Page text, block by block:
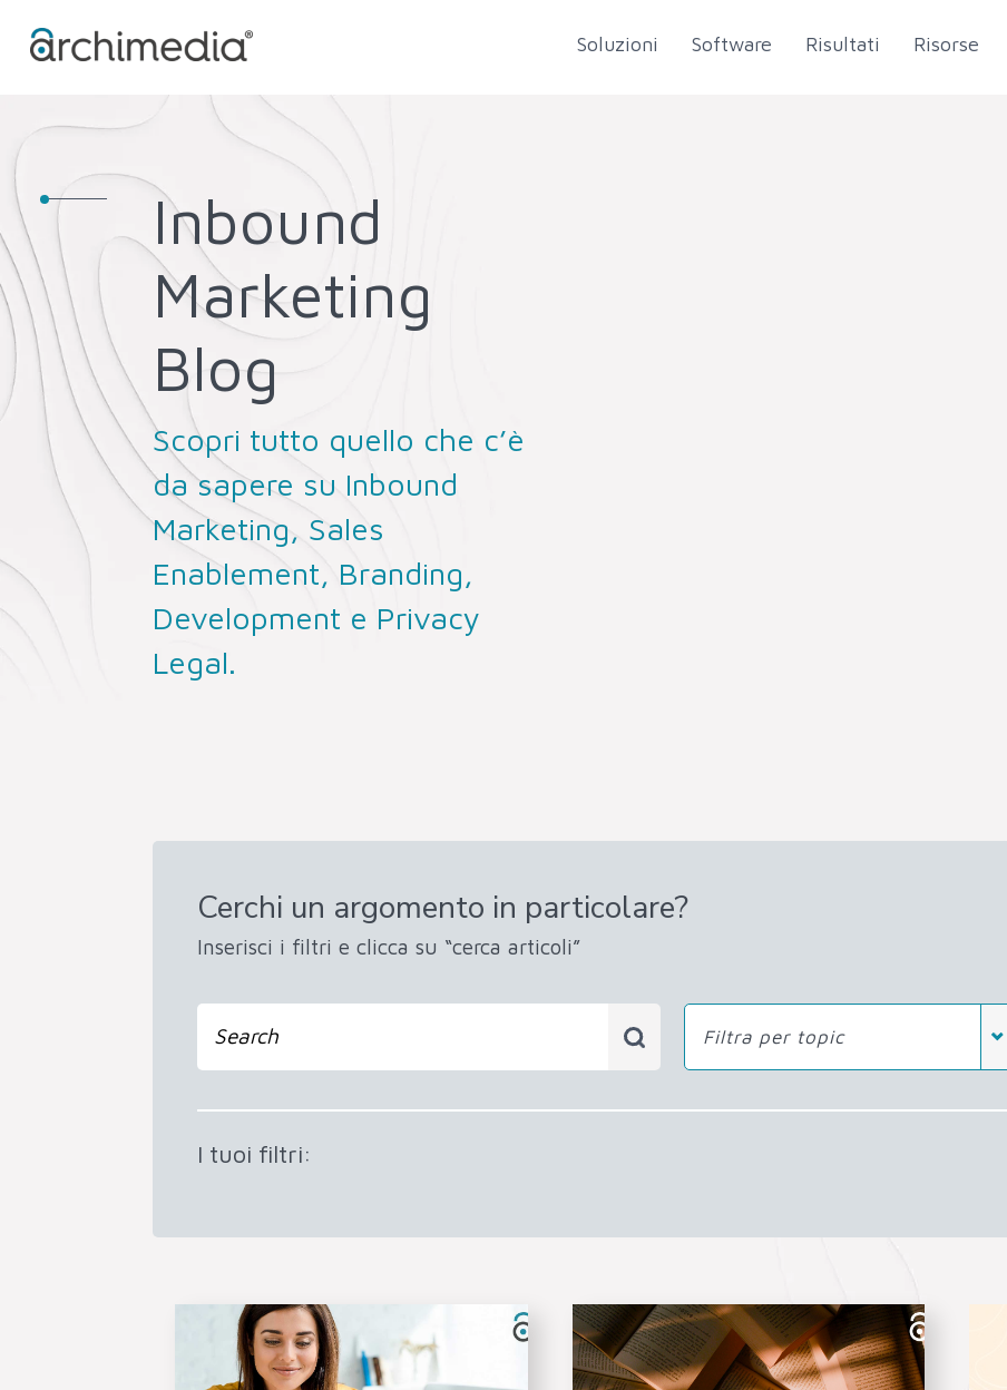
Soluzioni Software Risultati Risorse
Inbound
Marketing
Blog
Scopri tutto quello che c’è
da sapere su Inbound
Marketing, Sales
Enablement, Branding,
Development e Privacy
Legal.
Cerchi un argomento in particolare?
Inserisci i filtri e clicca su “cerca articoli”
Filtra per topic
I tuoi filtri: